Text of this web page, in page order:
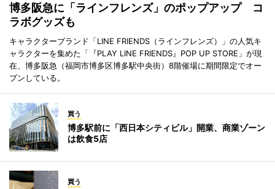
博多阪急に「ラインフレンズ」のポップアップ コ
ラボグッズも
キャラクターブランド「LINE FRIENDS（ラインフレンズ）」の人気キ
ャラクターを集めた「『PLAY LINE FRIENDS』POP UP STORE」が現
在、博多阪急（福岡市博多区博多駅中央街）8階催場に期間限定でオー
プンしている。
買う
博多駅前に「西日本シティビル」開業、商業ゾーン
は飲食5店
買う